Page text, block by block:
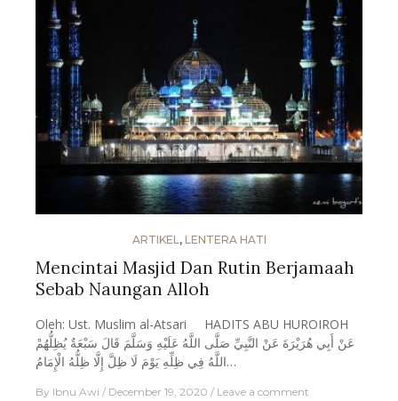
ARTIKEL , LENTERA HATI
Mencintai Masjid Dan Rutin Berjamaah
Sebab Naungan Alloh
Oleh: Ust. Muslim al-Atsari HADITS ABU HUROIROH
عَنْ أَبِي هُرَيْرَةَ عَنْ النَّبِيِّ صَلَّى اللَّهُ عَلَيْهِ وَسَلَّمَ قَالَ سَبْعَةٌ يُظِلُّهُمْ
اللَّهُ فِي ظِلِّهِ يَوْمَ لَا ظِلَّ إِلَّا ظِلُّهُ الْإِمَامُ…
By Ibnu Awi December 19, 2020 Leave a comment